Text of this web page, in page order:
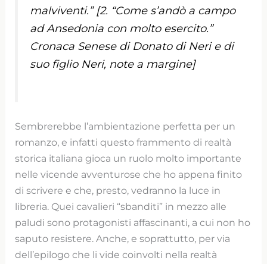
malviventi.” [2. “Come s’andò a campo
ad Ansedonia con molto esercito.”
Cronaca Senese di Donato di Neri e di
suo figlio Neri, note a margine]
Sembrerebbe l’ambientazione perfetta per un
romanzo, e infatti questo frammento di realtà
storica italiana gioca un ruolo molto importante
nelle vicende avventurose che ho appena finito
di scrivere e che, presto, vedranno la luce in
libreria. Quei cavalieri “sbanditi” in mezzo alle
paludi sono protagonisti affascinanti, a cui non ho
saputo resistere. Anche, e soprattutto, per via
dell’epilogo che li vide coinvolti nella realtà